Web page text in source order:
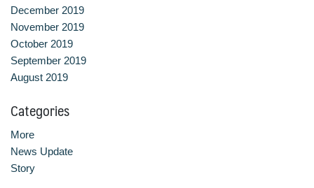
December 2019
November 2019
October 2019
September 2019
August 2019
Categories
More
News Update
Story